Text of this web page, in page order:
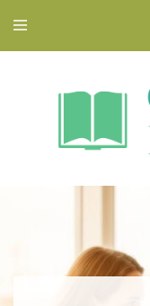
Blog éducatif et orientation